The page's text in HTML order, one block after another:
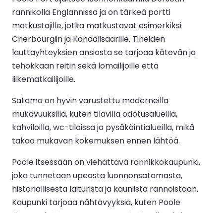
rannikolla Englannissa ja on tärkeä portti
matkustajille, jotka matkustavat esimerkiksi
Cherbourgiin ja Kanaalisaarille. Tiheiden
lauttayhteyksien ansiosta se tarjoaa kätevän ja
tehokkaan reitin sekä lomailijoille että
liikematkailijoille.
Satama on hyvin varustettu moderneilla
mukavuuksilla, kuten tilavilla odotusalueilla,
kahviloilla, wc-tiloissa ja pysäköintialueilla, mikä
takaa mukavan kokemuksen ennen lähtöä.
Poole itsessään on viehättävä rannikkokaupunki,
joka tunnetaan upeasta luonnonsatamasta,
historiallisesta laiturista ja kauniista rannoistaan.
Kaupunki tarjoaa nähtävyyksiä, kuten Poole